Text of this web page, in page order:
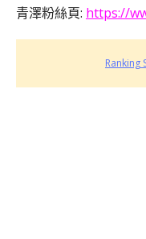
青澤粉絲頁: https://
Ranking